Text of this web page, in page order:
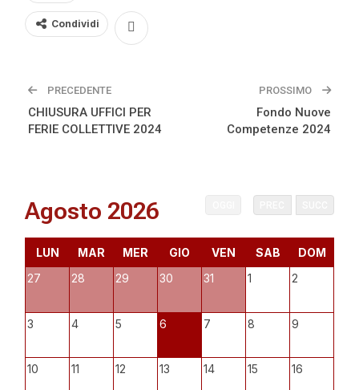
Condividi
PRECEDENTE
CHIUSURA UFFICI PER
FERIE COLLETTIVE 2024
PROSSIMO
Fondo Nuove
Competenze 2024
Agosto 2026
LUN MAR MER GIO VEN SAB
DOM
27
28 29 30 31 1 2
3 4 5 6 7 8 9
10 11 12 13 14 15 16